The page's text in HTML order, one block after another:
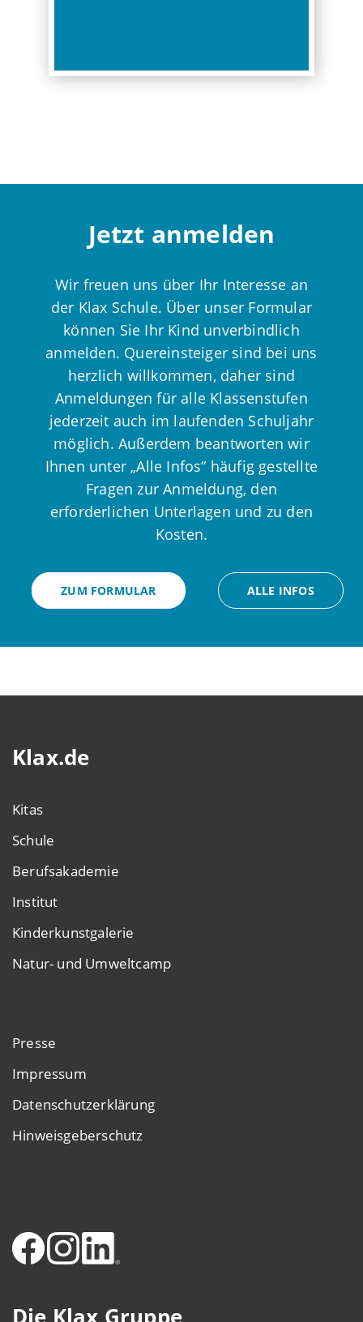
Jetzt anmelden
Wir freuen uns über Ihr Interesse an
der Klax Schule. Über unser Formular
können Sie Ihr Kind unverbindlich
anmelden. Quereinsteiger sind bei uns
herzlich willkommen, daher sind
Anmeldungen für alle Klassenstufen
jederzeit auch im laufenden Schuljahr
möglich. Außerdem beantworten wir
Ihnen unter „Alle Infos“ häufig gestellte
Fragen zur Anmeldung, den
erforderlichen Unterlagen und zu den
Kosten.
ZUM FORMULAR ALLE INFOS
Klax.de
Kitas
Schule
Berufsakademie
Institut
Kinderkunstgalerie
Natur- und Umweltcamp
Presse
Impressum
Datenschutzerklärung
Hinweisgeberschutz
Die Klax Gruppe